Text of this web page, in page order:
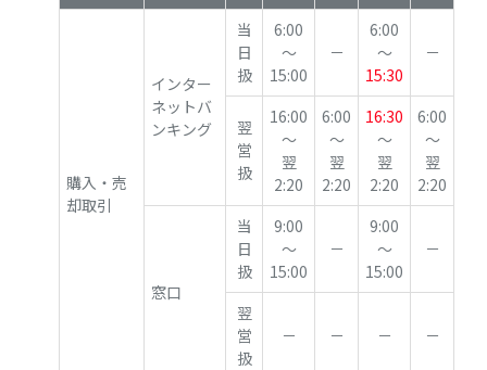
購入・売
却取引
インター
ネットバ
ンキング
当
日
扱
6:00
～
15:00
－
6:00
～
15:30
－
翌
営
扱
16:00
～
翌
2:20
6:00
～
翌
2:20
16:30
～
翌
2:20
6:00
～
翌
2:20
窓口
当
日
扱
9:00
～
15:00
－
9:00
～
15:00
－
翌
営
扱
－ － － －